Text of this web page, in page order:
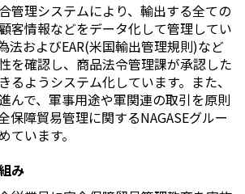
管理システムにより、輸出する全ての
客情報などをデータ化して管理してい
法およびEAR(米国輸出管理規則)など
を確認し、商品法令管理課が承認した
るようシステム化しています。また、
んで、軍事用途や軍関連の取引を原則
保障貿易管理に関するNAGASEグルー
ています。
み